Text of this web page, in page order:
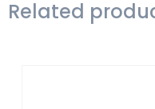
Related